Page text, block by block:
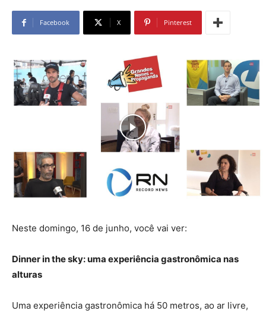
Facebook X Pinterest
Neste domingo, 16 de junho, você vai ver:
Dinner in the sky: uma experiência gastronômica nas
alturas
Uma experiência gastronômica há 50 metros, ao ar livre,